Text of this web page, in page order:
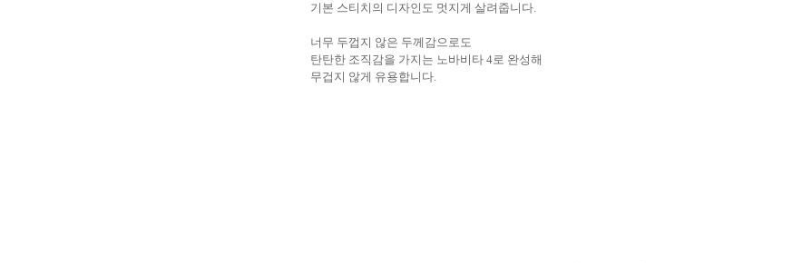
기본 스티치의 디자인도 멋지게 살려줍니다.
너무 두껍지 않은 두께감으로도
탄탄한 조직감을 가지는 노바비타 4로 완성해
무겁지 않게 유용합니다.